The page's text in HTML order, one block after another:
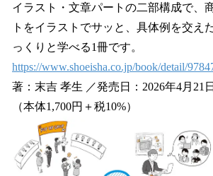
イラスト・文章パートの二部構成で、
トをイラストでサッと、具体例を交え
っくりと学べる1冊です。
https://www.shoeisha.co.jp/book/detail/
著：末吉 孝生 ／発売日：2026年4月21
（本体1,700円＋税10%）